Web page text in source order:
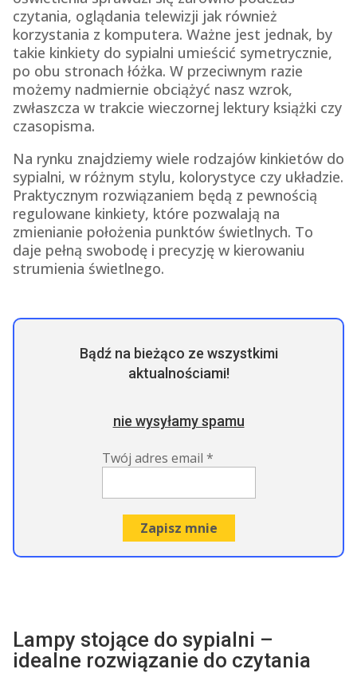
czytania, oglądania telewizji jak również
korzystania z komputera. Ważne jest jednak, by
takie kinkiety do sypialni umieścić symetrycznie,
po obu stronach łóżka. W przeciwnym razie
możemy nadmiernie obciążyć nasz wzrok,
zwłaszcza w trakcie wieczornej lektury książki czy
czasopisma.
Na rynku znajdziemy wiele rodzajów kinkietów do
sypialni, w różnym stylu, kolorystyce czy układzie.
Praktycznym rozwiązaniem będą z pewnością
regulowane kinkiety, które pozwalają na
zmienianie położenia punktów świetlnych. To
daje pełną swobodę i precyzję w kierowaniu
strumienia świetlnego.
Bądź na bieżąco ze wszystkimi
aktualnościami!
nie wysyłamy spamu
Twój adres email *
Lampy stojące do sypialni –
idealne rozwiązanie do czytania